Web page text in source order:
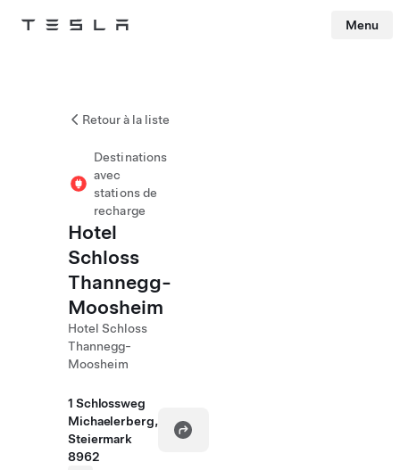
Tesla Menu
Retour à la liste
Destinations
avec
stations de
recharge
Hotel
Schloss
Thannegg-
Moosheim
Hotel Schloss
Thannegg-
Moosheim
1 Schlossweg
Michaelerberg,
Steiermark
8962